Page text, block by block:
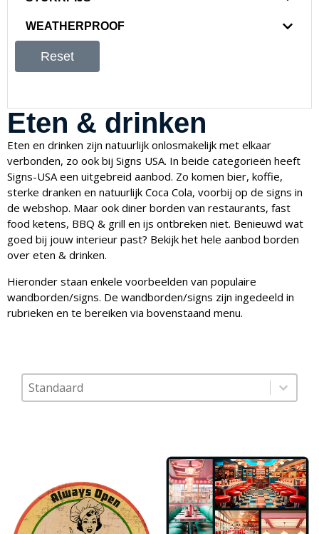
WEATHERPROOF
Reset
Eten & drinken
Eten en drinken zijn natuurlijk onlosmakelijk met elkaar
verbonden, zo ook bij Signs USA. In beide categorieën heeft
Signs-USA een uitgebreid aanbod. Zo komen bier, koffie,
sterke dranken en natuurlijk Coca Cola, voorbij op de signs in
de webshop. Maar ook diner borden van restaurants, fast
food ketens, BBQ & grill en ijs ontbreken niet. Benieuwd wat
goed bij jouw interieur past? Bekijk het hele aanbod borden
over eten & drinken.
Hieronder staan enkele voorbeelden van populaire
wandborden/signs. De wandborden/signs zijn ingedeeld in
rubrieken en te bereiken via bovenstaand menu.
Sorteer op
Sort content
Sort content